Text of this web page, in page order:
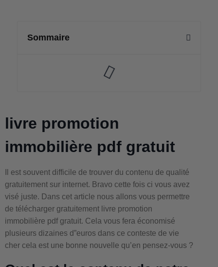
Sommaire
livre promotion
immobilière pdf gratuit
Il est souvent difficile de trouver du contenu de qualité
gratuitement sur internet. Bravo cette fois ci vous avez
visé juste. Dans cet article nous allons vous permettre
de télécharger gratuitement livre promotion
immobilière pdf gratuit. Cela vous fera économisé
plusieurs dizaines d”euros dans ce conteste de vie
cher cela est une bonne nouvelle qu’en pensez-vous ?